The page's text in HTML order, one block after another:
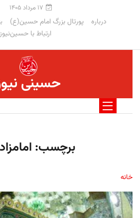
۱۷ مرداد ۱۴۰۵
درباره پورتال بزرگ امام حسین(ع)
ارتباط با حسین‌نیوز
حسینی
برچسب:
خانه